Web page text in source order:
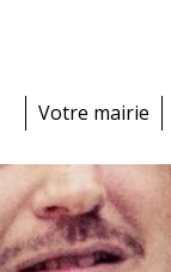
Votre mairie